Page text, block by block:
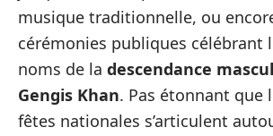
musique traditionnelle, ou
cérémonies publiques célébrant
noms de la descendance
Gengis Khan. Pas étonnant que
fêtes nationales s’articulent